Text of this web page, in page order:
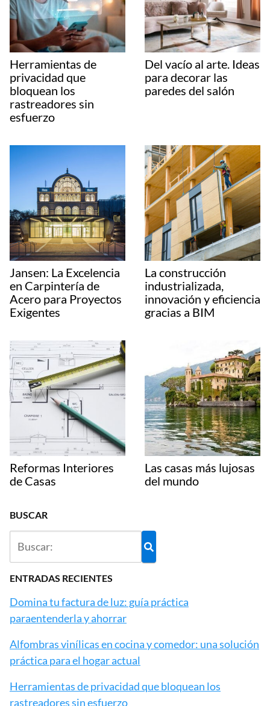
Herramientas de
privacidad que
bloquean los
rastreadores sin
esfuerzo
Del vacío al arte. Ideas
para decorar las
paredes del salón
Jansen: La Excelencia
en Carpintería de
Acero para Proyectos
Exigentes
La construcción
industrializada,
innovación y eficiencia
gracias a BIM
Reformas Interiores
de Casas
Las casas más lujosas
del mundo
BUSCAR
ENTRADAS RECIENTES
Domina tu factura de luz: guía práctica
paraentenderla y ahorrar
Alfombras vinílicas en cocina y comedor: una solución
práctica para el hogar actual
Herramientas de privacidad que bloquean los
rastreadores sin esfuerzo